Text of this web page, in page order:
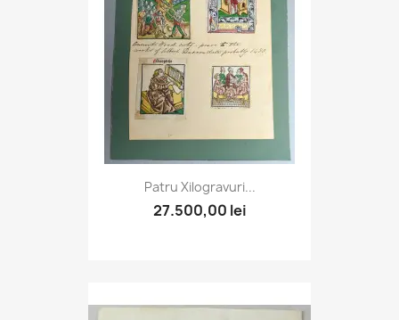
Patru Xilogravuri...
27.500,00 lei